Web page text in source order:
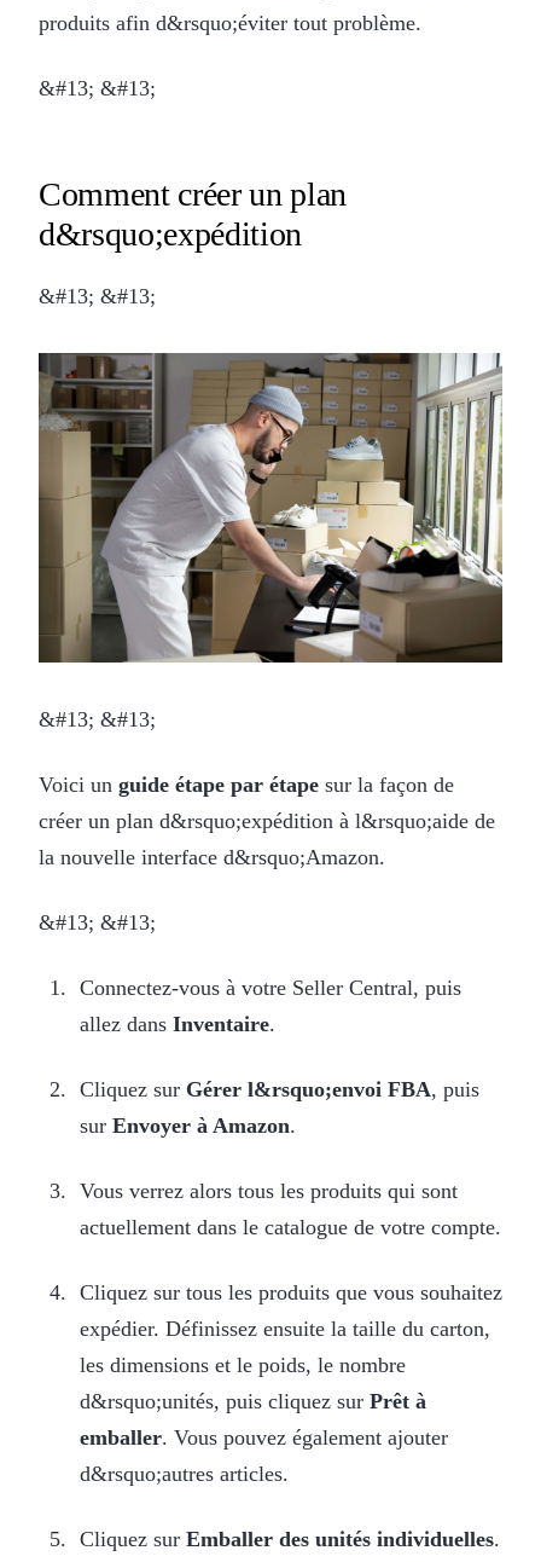
produits afin d&rsquo;éviter tout problème.
&#13; &#13;
Comment créer un plan
d&rsquo;expédition
&#13; &#13;
&#13; &#13;
Voici un guide étape par étape sur la façon de
créer un plan d&rsquo;expédition à l&rsquo;aide de
la nouvelle interface d&rsquo;Amazon.
&#13; &#13;
Connectez-vous à votre Seller Central, puis
allez dans Inventaire.
Cliquez sur Gérer l&rsquo;envoi FBA, puis
sur Envoyer à Amazon.
Vous verrez alors tous les produits qui sont
actuellement dans le catalogue de votre compte.
Cliquez sur tous les produits que vous souhaitez
expédier. Définissez ensuite la taille du carton,
les dimensions et le poids, le nombre
d&rsquo;unités, puis cliquez sur Prêt à
emballer. Vous pouvez également ajouter
d&rsquo;autres articles.
Cliquez sur Emballer des unités individuelles.